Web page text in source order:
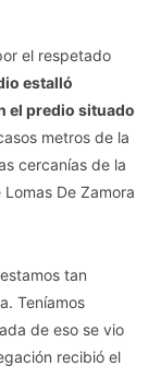
el respetado
estalló
el predio situado
metros de la
cercanías de la
De Zamora
tan
Teníamos
de eso se vio
recibió el